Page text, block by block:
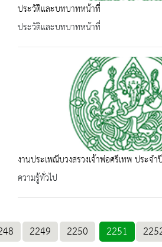
ประวัติและบทบาทหน้าที่
ประวัติและบทบาทหน้าที่
งานประเพณีบวงสรวงเจ้าพ่อศรีเทพ ประจ
ความรู้ทั่วไป
2249 2250 2251